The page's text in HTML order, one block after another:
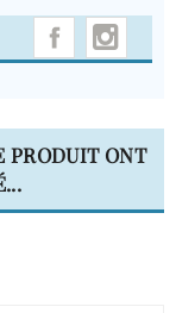
PRODUIT ONT